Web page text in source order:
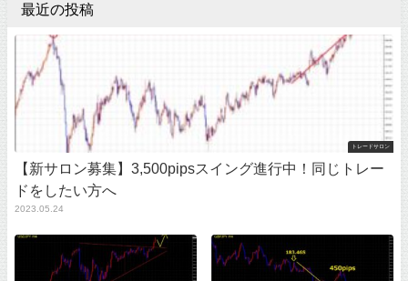
最近の投稿
トレードサロン
【新サロン募集】3,500pipsスイング進行中！同じトレー
ドをしたい方へ
2023.05.24